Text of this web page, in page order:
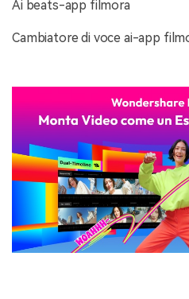
Ai beats-app filmora
Cambiatore di voce ai-app